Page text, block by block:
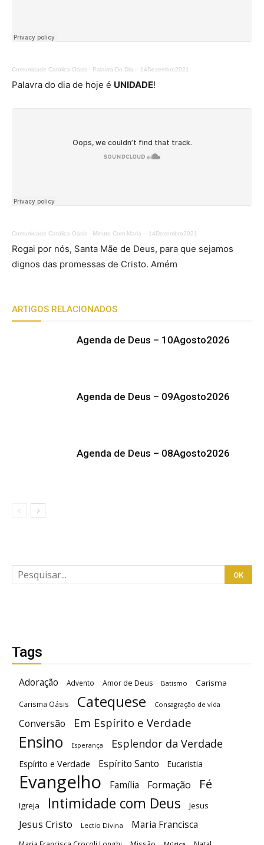
Comunidade Católica Oásis · Palavra Do Dia – 14Dezembro2021
Palavra do dia de hoje é UNIDADE!
Comunidade Católica Oásis · Minuto Com Maria – 14Dezembro2021
Rogai por nós, Santa Mãe de Deus, para que sejamos
dignos das promessas de Cristo. Amém
ARTIGOS RELACIONADOS
Agenda de Deus – 10Agosto2026
Agenda de Deus – 09Agosto2026
Agenda de Deus – 08Agosto2026
Tags
Adoração Advento Amor de Deus Batismo Carisma
Carisma Oásis Catequese Consagração de vida
Conversão Em Espírito e Verdade
Ensino Esperança Esplendor da Verdade
Espírito e Verdade Espírito Santo Eucaristia
Evangelho Família Formação Fé
Igreja Intimidade com Deus Jesus
Jesus Cristo Lectio Divina Maria Francisca